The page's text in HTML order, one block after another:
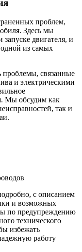
проблем,
Здесь мы
двигателя, и
из самых
проблемы, связанные
и электрическими
Мы обсудим как
так и
с описанием
и возможных
по предупреждению
технического
избежать
работу